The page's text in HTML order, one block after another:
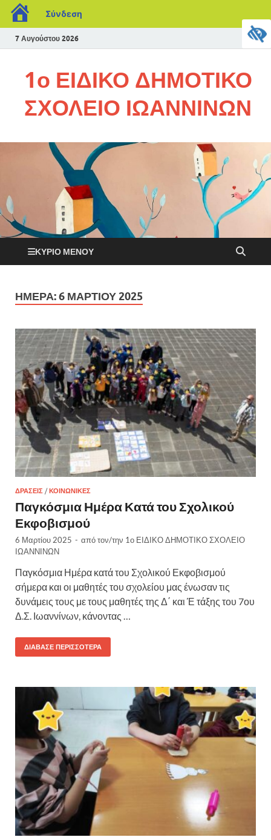
Σύνδεση
7 Αυγούστου 2026
1ο ΕΙΔΙΚΟ ΔΗΜΟΤΙΚΟ
ΣΧΟΛΕΙΟ ΙΩΑΝΝΙΝΩΝ
ΚΎΡΙΟ ΜΕΝΟΎ
ΗΜΈΡΑ:6 ΜΑΡΤΊΟΥ 2025
ΔΡΆΣΕΙΣ /ΚΟΙΝΩΝΙΚΈΣ
Παγκόσμια Ημέρα Κατά του Σχολικού
Εκφοβισμού
6 Μαρτίου 2025 - από τον/την 1ο ΕΙΔΙΚΟ ΔΗΜΟΤΙΚΟ ΣΧΟΛΕΙΟ
ΙΩΑΝΝΙΝΩΝ
Παγκόσμια Ημέρα κατά του Σχολικού Εκφοβισμού
σήμερα και οι μαθητές του σχολείου μας ένωσαν τις
δυνάμεις τους με τους μαθητές της Δ΄ και Έ τάξης του 7ου
Δ.Σ. Ιωαννίνων, κάνοντας …
ΔΙΆΒΑΣΕ ΠΕΡΙΣΣΌΤΕΡΑ